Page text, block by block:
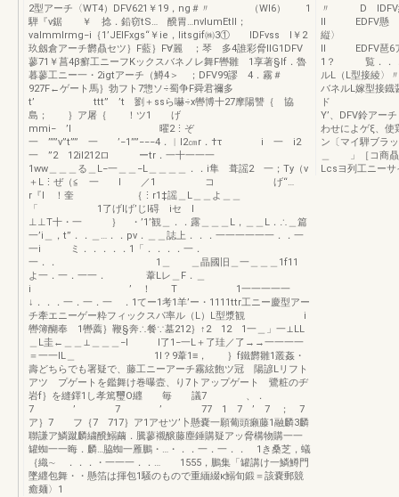
2型アーチ〈WT4）DFV621￥19，ng＃〃 （Wl6） 1
騨『v鋸 ￥ 捻．鉛窃tS… 醗胃…nvlumEtll；
valmmlrmg−i｛1’JEIFxgs“￥ie，litsgif㈱3① lDFvss l￥2
玖劔倉アーチ欝贔セツ｝F藍｝F∀麗 ；琴 多4誰彩脅llG1DFV
蓼71￥菖4β癬工ニーフKックスバネノレ舞F轡雛 1享著§lf．魯
暮蓼工ニー一・2igtアーチ（鱒4＞ ；DFV99謬 4．霧＃
927F←ゲート馬｝勃フト7惣ソ÷蜀争F舜君禰多
t’ ttt” ’t 劉＋ssら嚇÷x轡博十27摩陽讐｛ 協
島； ｝ア屠｛ ！ツ1 げ
mmi− ’l 曜2⋮ぞ
一 ’””v”t”” 一 ’−1””−−−4．︳l2㎝r．†τ i 一 i2
一 ”2 12il212ロ ーtr．一十一一一
1ww＿＿＿る＿L−一＿＿−L＿＿＿＿．．i隼 葺謡2 一；Ty（v
＋L⋮ぜ（≦ 一 l ／1 コ げ“…
r『l ！奎 ｛⋮r1‡謡＿L＿＿よ＿＿
「 1了げlげ’じI碍 iセ I
⊥⊥T十・一 ｝ ・’1’観＿．．露＿＿＿L，＿＿L．∴＿篇
一’i＿，t”．．＿…．．pv．＿＿誌上．．．一一一一一一．．一
一i ミ．．．．．1「．．．．一．
一．． 1＿ ＿晶國旧＿一＿＿＿1f11
よ一．一．一一． 葦Lレ＿F．＿
i ’ ！ T 1一一一一一
↓．．．一．一．一 ．1てー1考1羊’ー・1111ttr工ニー慶型アー
チ牽エニーゲー粋フィックスパ率ル（L）L型漿観 i
轡簿醐奉 1轡薦｝鞭§奔∴餐∵墓212｝↑2 12 1一＿」一⊥LL
＿L圭←＿＿⊥＿＿＿−l l了1−一L＋了珪／了→→一一一一
＝一一lL＿ 1I？9葦1≡， ｝f鐵欝雛1叢姦・
壽どちらでも署疑で、藤工ニーアーチ霧絃飽ツ冠 陽諺Lリフト
アツ プゲートを鑑舞け巻曝壼、り7トアップゲート 鷺粧のヂ
岩f｝を縫鐸1し孝篤璽O纒 毎 議7 、．
7 ’ 7 ’ 77 1 7 ’ 7 ； 7
ア｝7 フ｛7 717｝ア1アせツ’卜懸嚢一願葡頭癩藤1融麟3麟
聯謙ア鱗蹴麟繍醗鰯繭．騰蓼襯醸藤塵錘購疑アッ脅構物購一一
罐蜘一一晦．麟…脇蜘一雁鵬・…・．．一．一．． 1き桑芝，蟻
｛織∼ ．．．・一一一．．… 1555，鵬集「罐講け一鱗鱒門
墜纒包舞・・懸箔は揮包1騒のもので重緬綴κ鰯旬鍛＝該嚢郵競
癒麺〉1
〃 D lDFV糾
II EDFV懸 1
縦
ll EDFV琶6ア
1？ 覧．．．．
ルL（L型接綾
バネルL嫁型接鐡
ド
Y’、DFV鈴アー
わせによゲξ、使
ン〔マイ騨
＿ 」［コ商
Lcsヨ列工ニー